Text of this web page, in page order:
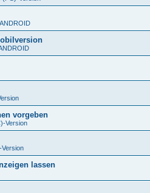
vorgeben
Version
lassen